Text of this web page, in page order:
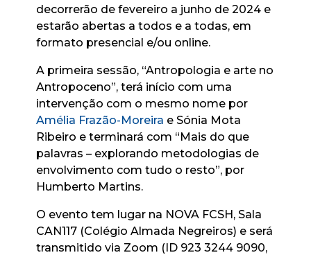
decorrerão de fevereiro a junho de 2024 e
estarão abertas a todos e a todas, em
formato presencial e/ou online.
A primeira sessão, “Antropologia e arte no
Antropoceno”, terá início com uma
intervenção com o mesmo nome por
Amélia Frazão-Moreira e Sónia Mota
Ribeiro e terminará com “Mais do que
palavras – explorando metodologias de
envolvimento com tudo o resto”, por
Humberto Martins.
O evento tem lugar na NOVA FCSH, Sala
CAN117 (Colégio Almada Negreiros) e será
transmitido via Zoom (ID 923 3244 9090,